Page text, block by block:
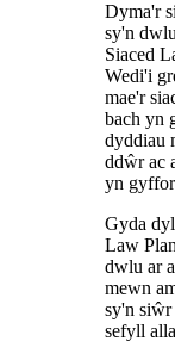
Dyma'r
sy'n
Siaced
Wedi'i
mae'r
bach yn
dyddiau
ddŵr ac
yn
Gyda
Law
dwlu ar
mewn
sy'n siŵr
sefyll